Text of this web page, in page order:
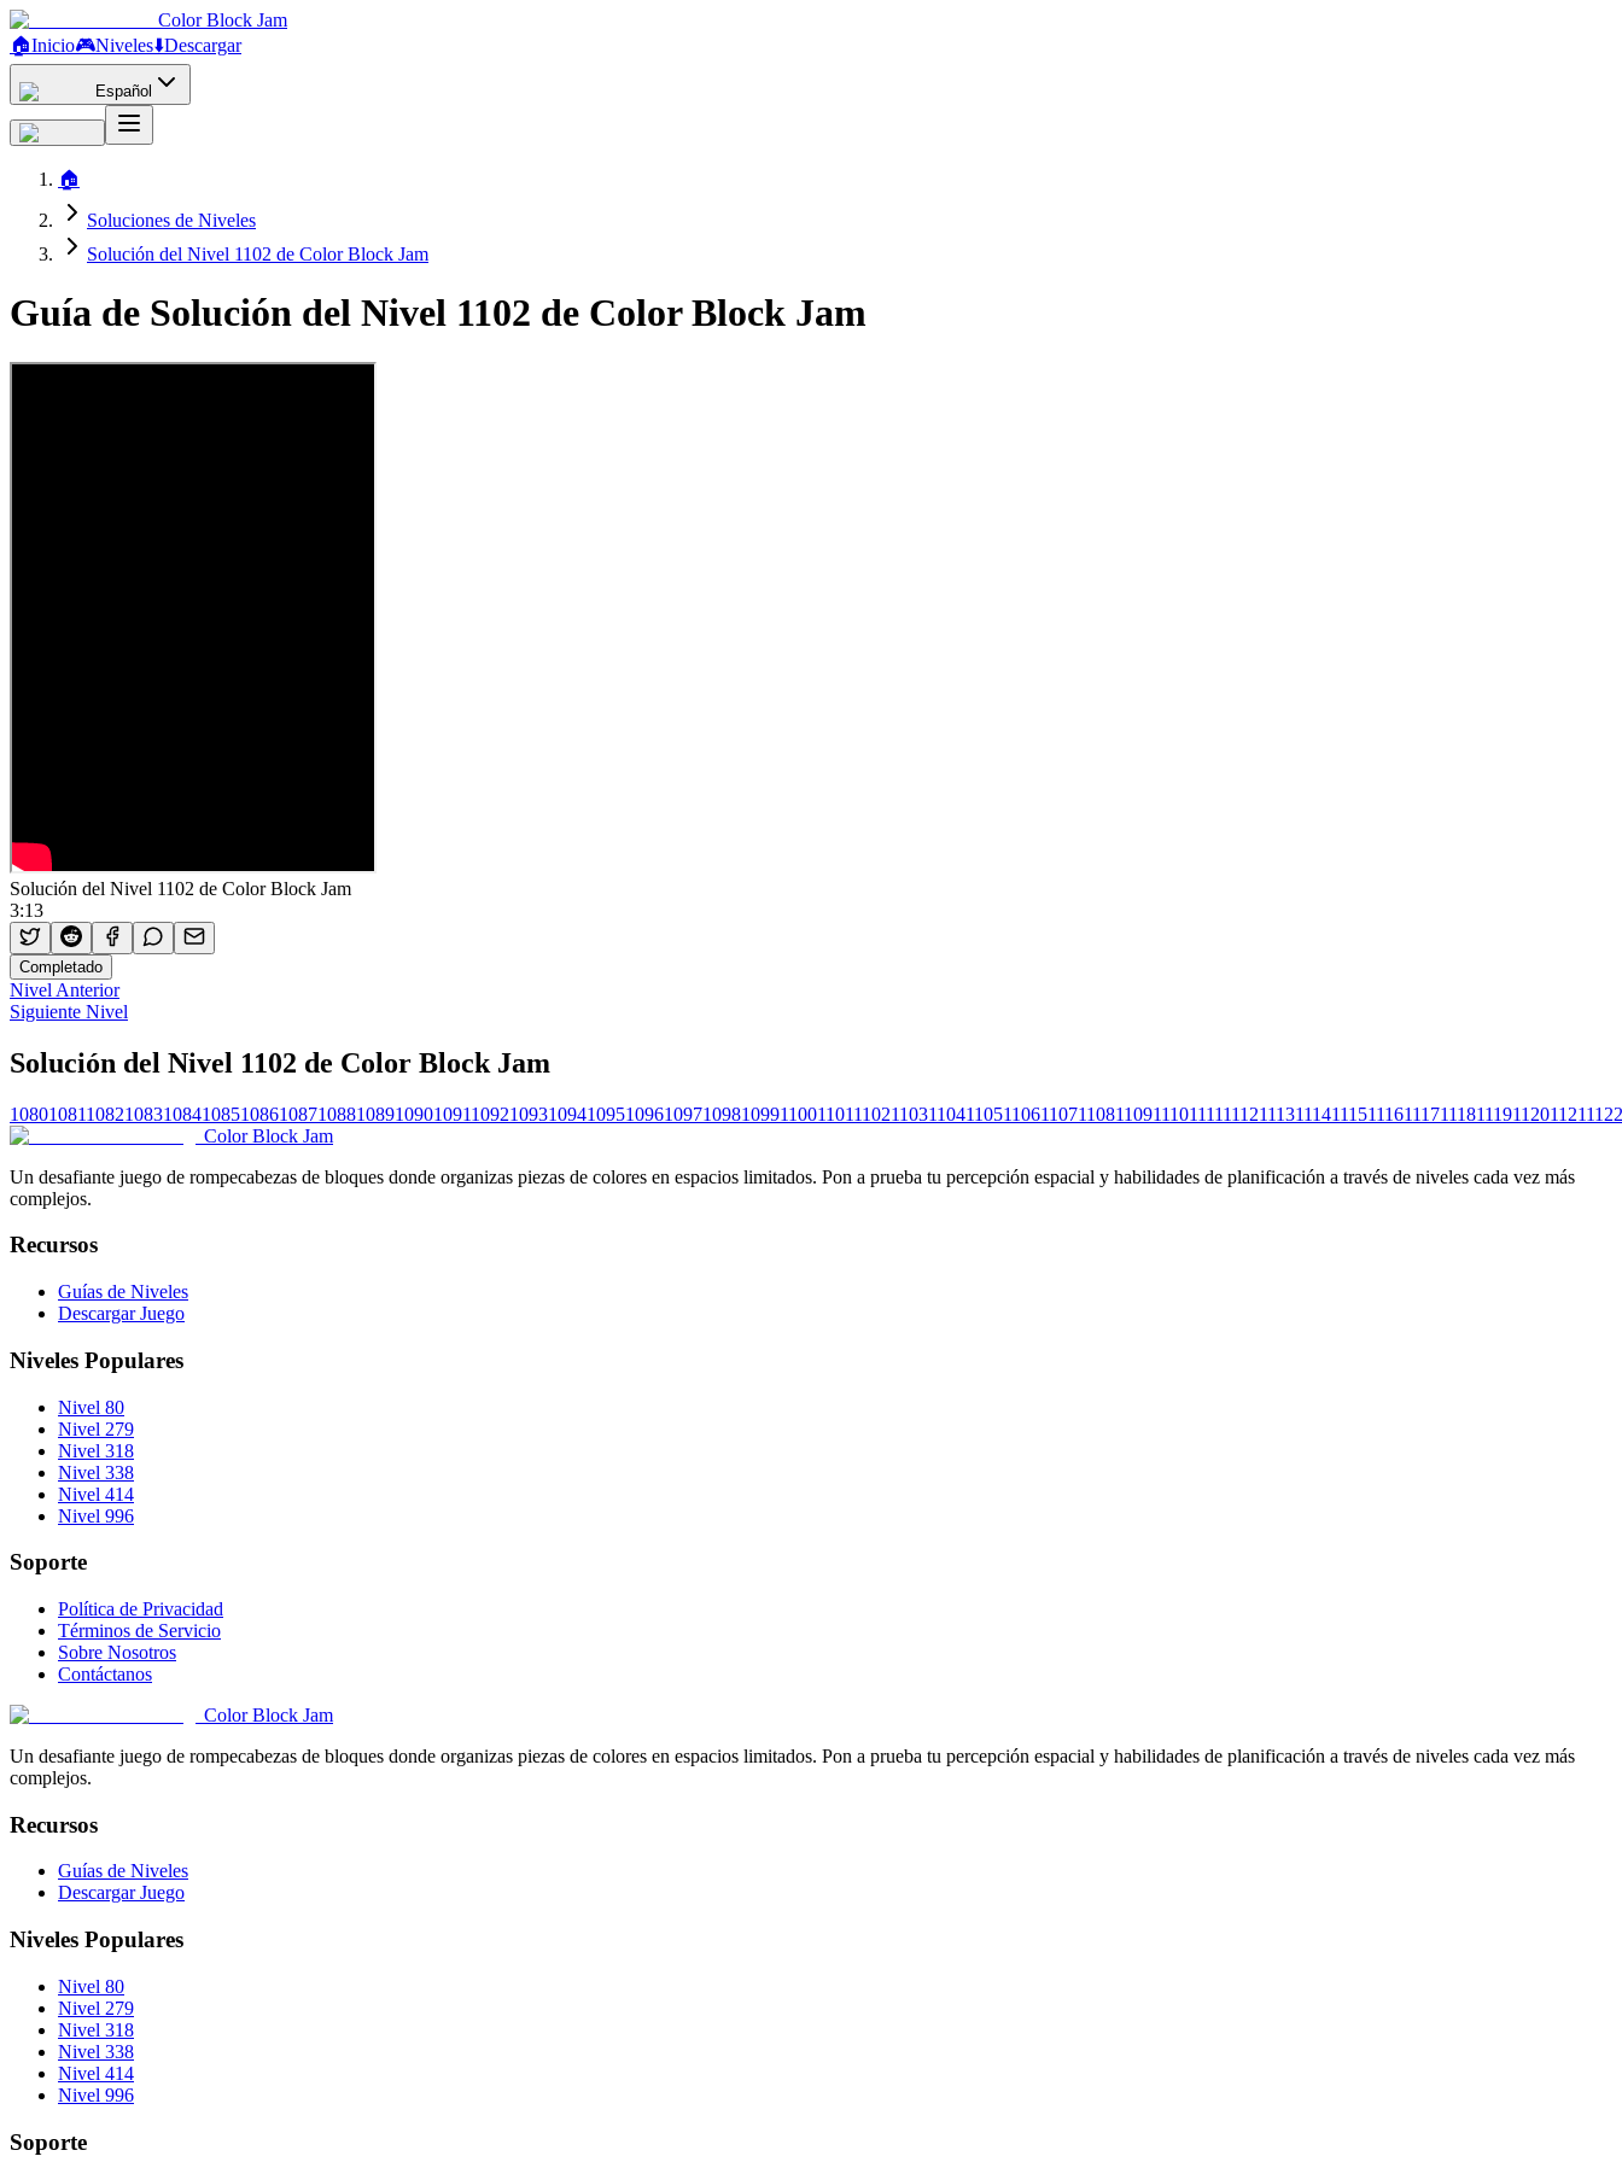
Color Block Jam
🏠Inicio🎮Niveles⬇️Descargar
Español
🏠
Soluciones de Niveles
Solución del Nivel 1102 de Color Block Jam
Guía de Solución del Nivel 1102 de Color Block Jam
Solución del Nivel 1102 de Color Block Jam
3:13
Completado
Nivel Anterior
Siguiente Nivel
Solución del Nivel 1102 de Color Block Jam
1080108110821083108410851086108710881089109010911092109310941095109610971098109911001101110211031104110511061107110811091110111111121113111411151116111711181119112011211122
Color Block Jam
Un desafiante juego de rompecabezas de bloques donde organizas piezas de colores en espacios limitados. Pon a prueba tu percepción espacial y habilidades de planificación a través de niveles cada vez más
complejos.
Recursos
Guías de Niveles
Descargar Juego
Niveles Populares
Nivel 80
Nivel 279
Nivel 318
Nivel 338
Nivel 414
Nivel 996
Soporte
Política de Privacidad
Términos de Servicio
Sobre Nosotros
Contáctanos
Color Block Jam
Un desafiante juego de rompecabezas de bloques donde organizas piezas de colores en espacios limitados. Pon a prueba tu percepción espacial y habilidades de planificación a través de niveles cada vez más
complejos.
Recursos
Guías de Niveles
Descargar Juego
Niveles Populares
Nivel 80
Nivel 279
Nivel 318
Nivel 338
Nivel 414
Nivel 996
Soporte